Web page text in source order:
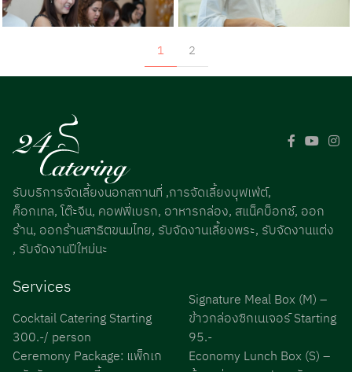
1 2
รับบริการจัดเลี้ยงนอกสถานที่ ,การจัดเลี้ยงบุฟเฟ่ต์,
ค็อกเทล, โต๊ะจีน, คอฟฟี่เบรก, อาหารกล่อง, สแน็คบ็อกซ์, ออก
ร้าน, ออกร้านสาธิตขนมไทย, รับจัดงานเลี้ยงพระ, รับจัดงานแต่ง
, รับจัดงานปีใหม่นะ
Services
Cocktail Catering Starting
300.-/ person
Ceremony Package: แพ็กเก
Signature Meal Box (M) –
ข้าวกล่องซิกเนเจอร์ Starting
95.-
Economy Lunch Box (S) –